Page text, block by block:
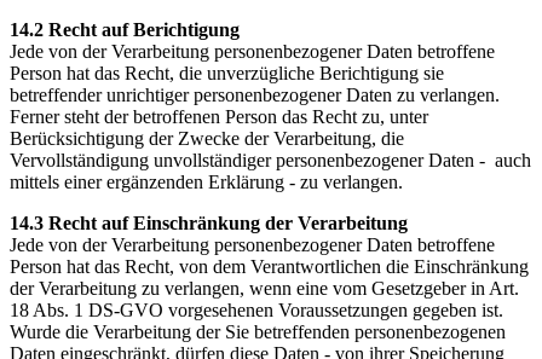
14.2 Recht auf Berichtigung
Jede von der Verarbeitung personenbezogener Daten betroffene
Person hat das Recht, die unverzügliche Berichtigung sie
betreffender unrichtiger personenbezogener Daten zu verlangen.
Ferner steht der betroffenen Person das Recht zu, unter
Berücksichtigung der Zwecke der Verarbeitung, die
Vervollständigung unvollständiger personenbezogener Daten - auch
mittels einer ergänzenden Erklärung - zu verlangen.
14.3 Recht auf Einschränkung der Verarbeitung
Jede von der Verarbeitung personenbezogener Daten betroffene
Person hat das Recht, von dem Verantwortlichen die Einschränkung
der Verarbeitung zu verlangen, wenn eine vom Gesetzgeber in Art.
18 Abs. 1 DS-GVO vorgesehenen Voraussetzungen gegeben ist.
Wurde die Verarbeitung der Sie betreffenden personenbezogenen
Daten eingeschränkt, dürfen diese Daten - von ihrer Speicherung